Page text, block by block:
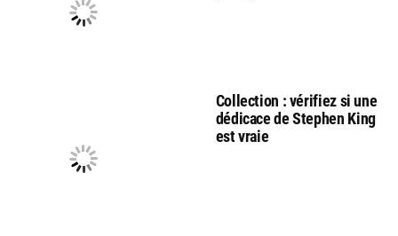
Collection : vérifiez si une
dédicace de Stephen King
est vraie